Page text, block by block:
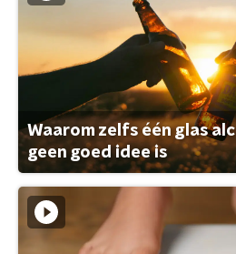
Waarom zelfs één glas
geen goed idee is